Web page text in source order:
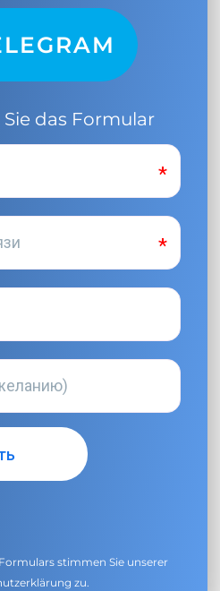
das Formular
stimmen Sie unserer
zu.